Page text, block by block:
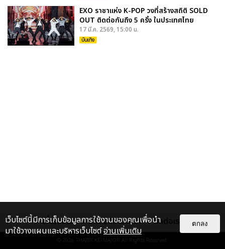
EXO ราชาแห่ง K-POP วงที่สร้างสถิติ SOLD
OUT ติดต่อกันถึง 5 ครั้ง ในประเทศไทย
17 มี.ค. 2569, 15:00 น.
บันเทิง
เกี่ยวกับเรา ติดต่อลงโฆษณา ติดต่อเรา
© 2026 THAITICKETMAJOR All Rights Reserved.
เว็บไซต์นี้มีการเก็บข้อมูลการใช้งานของคุณเพื่อนำ
มาใช้วางแผนและบริหารเว็บไซต์อ่านเพิ่มเติม
ตกลง